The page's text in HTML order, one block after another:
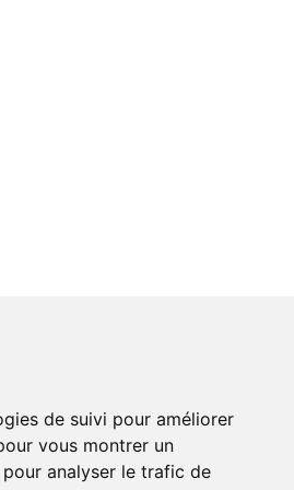
de suivi pour améliorer
vous montrer un
analyser le trafic de